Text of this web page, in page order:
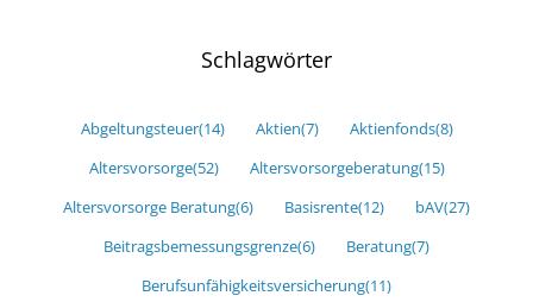
Schlagwörter
Abgeltungsteuer(14) Aktien(7) Aktienfonds(8)
Altersvorsorge(52) Altersvorsorgeberatung(15)
Altersvorsorge Beratung(6) Basisrente(12) bAV(27)
Beitragsbemessungsgrenze(6) Beratung(7)
Berufsunfähigkeitsversicherung(11)